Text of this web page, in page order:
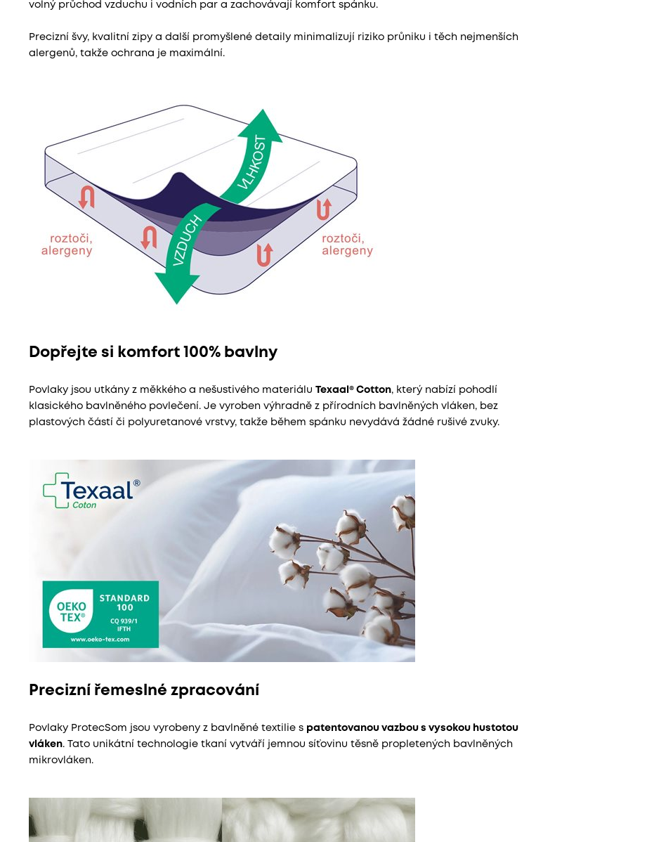
volný průchod vzduchu i vodních par a zachovávají komfort spánku.
Precizní švy, kvalitní zipy a další promyšlené detaily minimalizují riziko průniku i těch nejmenších
alergenů, takže ochrana je maximální.
Dopřejte si komfort 100% bavlny
Povlaky jsou utkány z měkkého a nešustivého materiálu Texaal® Cotton, který nabízí pohodlí
klasického bavlněného povlečení. Je vyroben výhradně z přírodních bavlněných vláken, bez
plastových částí či polyuretanové vrstvy, takže během spánku nevydává žádné rušivé zvuky.
Precizní řemeslné zpracování
Povlaky ProtecSom jsou vyrobeny z bavlněné textilie s patentovanou vazbou s vysokou hustotou
vláken. Tato unikátní technologie tkaní vytváří jemnou síťovinu těsně propletených bavlněných
mikrovláken.